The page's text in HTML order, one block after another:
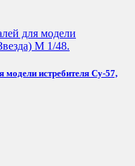
модели истребителя Су-57,